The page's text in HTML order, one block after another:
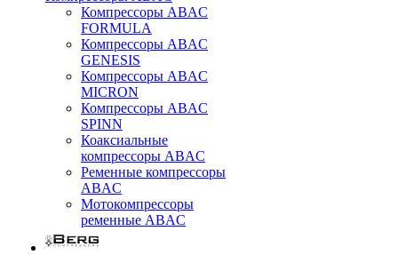
Компрессоры ABAC
FORMULA
Компрессоры ABAC
GENESIS
Компрессоры ABAC
MICRON
Компрессоры ABAC
SPINN
Коаксиальные
компрессоры ABAC
Ременные компрессоры
ABAC
Мотокомпрессоры
ременные ABAC